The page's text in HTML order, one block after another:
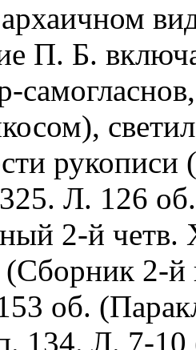
П. Б.
рукописи
Л. 126
2-й
(Сборник 2-
об.
134. Л. 7-10